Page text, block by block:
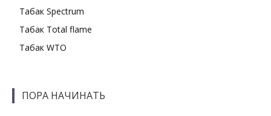
Табак Spectrum
Табак Total flame
Табак WTO
ПОРА НАЧИНАТЬ